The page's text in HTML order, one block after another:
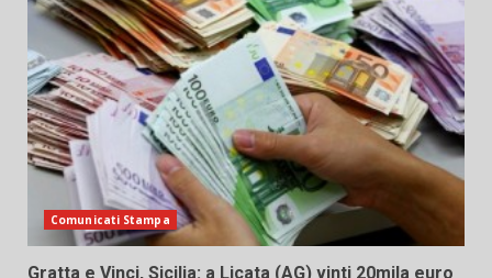
Comunicati Stampa
Gratta e Vinci, Sicilia: a Licata (AG) vinti 20mila euro